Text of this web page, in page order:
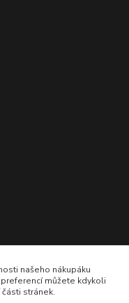
našeho nákupáku
můžete kdykoli
stránek.